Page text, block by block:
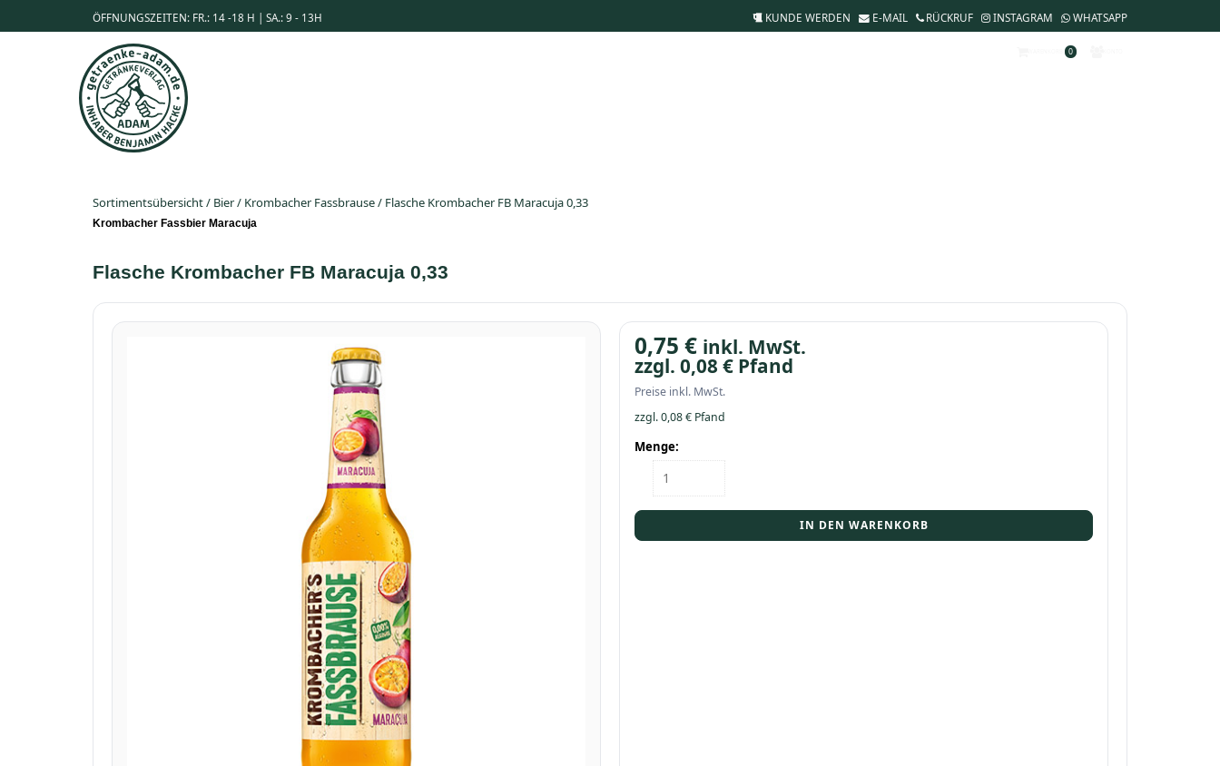
ÖFFNUNGSZEITEN: FR.: 14 -18 H | SA.: 9 - 13H KUNDE WERDEN E-MAIL RÜCKRUF INSTAGRAM WHATSAPP
0
Sortimentsübersicht/ Bier/ Krombacher Fassbrause/ Flasche Krombacher FB Maracuja 0,33
Krombacher Fassbier Maracuja
Flasche Krombacher FB Maracuja 0,33
0,75 € inkl. MwSt.
zzgl. 0,08 € Pfand
Preise inkl. MwSt.
zzgl.0,08€ Pfand
Menge:
Flasche
Krombacher
0,33
IN DEN WARENKORB